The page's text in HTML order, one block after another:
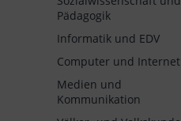
Pädagogik
Informatik und EDV
Computer und Internet
Medien und
Kommunikation